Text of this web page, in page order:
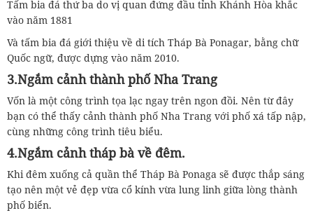
Tấm bia đá thứ ba do vị quan đứng đầu tỉnh Khánh Hòa khắc
vào năm 1881
Và tấm bia đá giới thiệu về di tích Tháp Bà Ponagar, bằng chữ
Quốc ngữ, được dựng vào năm 2010.
3.Ngắm cảnh thành phố Nha Trang
Vốn là một công trình tọa lạc ngay trên ngon đồi. Nên từ đây
bạn có thể thấy cảnh thành phố Nha Trang với phố xá tấp nập,
cùng những công trình tiêu biểu.
4.Ngắm cảnh tháp bà về đêm.
Khi đêm xuống cả quần thể Tháp Bà Ponaga sẽ được thắp sáng
tạo nên một vẻ đẹp vừa cổ kính vừa lung linh giữa lòng thành
phố biển.